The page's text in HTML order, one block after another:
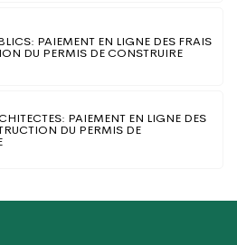
PAIEMENT EN LIGNE DES FRAIS
DU PERMIS DE CONSTRUIRE
PAIEMENT EN LIGNE DES
DU PERMIS DE